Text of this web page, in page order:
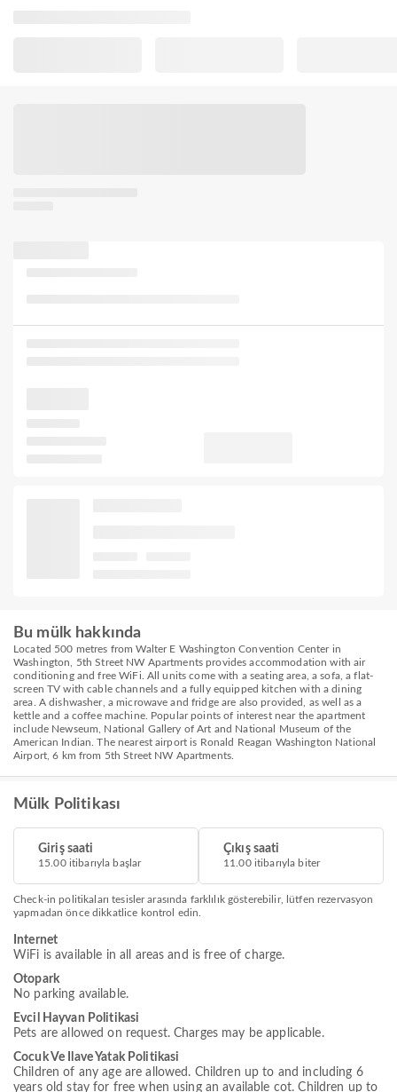
Bu mülk hakkında
Located 500 metres from Walter E Washington Convention Center in
Washington, 5th Street NW Apartments provides accommodation with air
conditioning and free WiFi. All units come with a seating area, a sofa, a flat-
screen TV with cable channels and a fully equipped kitchen with a dining
area. A dishwasher, a microwave and fridge are also provided, as well as a
kettle and a coffee machine. Popular points of interest near the apartment
include Newseum, National Gallery of Art and National Museum of the
American Indian. The nearest airport is Ronald Reagan Washington National
Airport, 6 km from 5th Street NW Apartments.
Mülk Politikası
Giriş saati
15.00 itibarıyla başlar
Çıkış saati
11.00 itibarıyla biter
Check-in politikaları tesisler arasında farklılık gösterebilir, lütfen rezervasyon
yapmadan önce dikkatlice kontrol edin.
Internet
WiFi is available in all areas and is free of charge.
Otopark
No parking available.
Evcil Hayvan Politikasi
Pets are allowed on request. Charges may be applicable.
Cocuk Ve Ilave Yatak Politikasi
Children of any age are allowed. Children up to and including 6
years old stay for free when using an available cot. Children up to